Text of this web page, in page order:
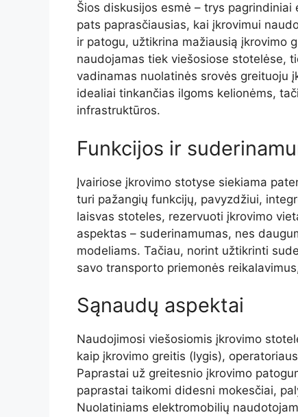
Šios diskusijos esmė – trys
pats paprasčiausias, kai įkrovimui
ir patogu, užtikrina mažiausią įkrovimo
naudojamas tiek viešosiose stotelėse,
vadinamas nuolatinės srovės greituoju
idealiai tinkančias ilgoms kelionėms,
infrastruktūros.
Funkcijos ir
Įvairiose įkrovimo stotyse siekiama
turi pažangių funkcijų, pavyzdžiui,
laisvas stoteles, rezervuoti įkrovimo
aspektas – suderinamumas, nes
modeliams. Tačiau, norint užtikrinti
savo transporto priemonės
Sąnaudų aspektai
Naudojimosi viešosiomis įkrovimo
kaip įkrovimo greitis (lygis),
Paprastai už greitesnio įkrovimo
paprastai taikomi didesni mokesčiai,
Nuolatiniams elektromobilių